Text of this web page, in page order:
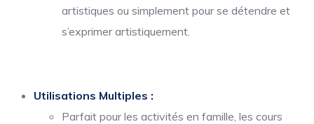
artistiques ou simplement pour se détendre et
s’exprimer artistiquement.
Utilisations Multiples :
Parfait pour les activités en famille, les cours